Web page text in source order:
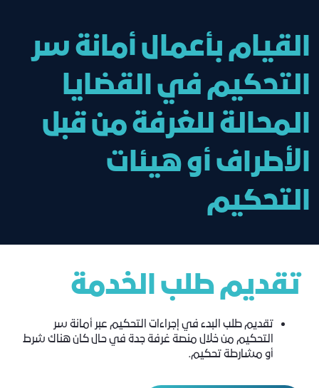
القيام بأعمال أمانة سر
التحكيم في القضايا
المحالة للغرفة من قبل
الأطراف أو هيئات
التحكيم
تقديم طلب الخدمة
تقديم طلب البدء في إجراءات التحكيم عبر أمانة سر
التحكيم من خلال منصة غرفة جدة في حال كان هناك شرط
أو مشارطة تحكيم.